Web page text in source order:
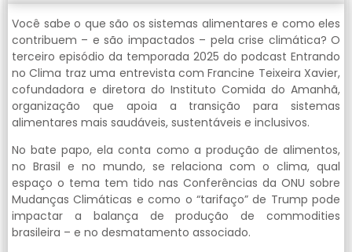
Você sabe o que são os sistemas alimentares e como eles
contribuem – e são impactados – pela crise climática? O
terceiro episódio da temporada 2025 do podcast Entrando
no Clima traz uma entrevista com Francine Teixeira Xavier,
cofundadora e diretora do Instituto Comida do Amanhã,
organização que apoia a transição para sistemas
alimentares mais saudáveis, sustentáveis e inclusivos.
No bate papo, ela conta como a produção de alimentos,
no Brasil e no mundo, se relaciona com o clima, qual
espaço o tema tem tido nas Conferências da ONU sobre
Mudanças Climáticas e como o “tarifaço” de Trump pode
impactar a balança de produção de commodities
brasileira – e no desmatamento associado.